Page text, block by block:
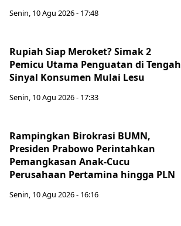
Senin, 10 Agu 2026 - 17:48
Rupiah Siap Meroket? Simak 2
Pemicu Utama Penguatan di Tengah
Sinyal Konsumen Mulai Lesu
Senin, 10 Agu 2026 - 17:33
Rampingkan Birokrasi BUMN,
Presiden Prabowo Perintahkan
Pemangkasan Anak-Cucu
Perusahaan Pertamina hingga PLN
Senin, 10 Agu 2026 - 16:16